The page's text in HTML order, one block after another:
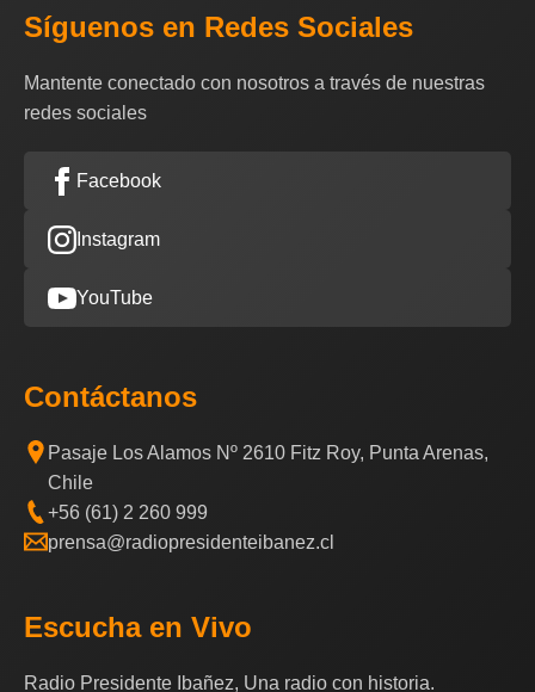
Síguenos en Redes Sociales
Mantente conectado con nosotros a través de nuestras
redes sociales
Facebook
Instagram
YouTube
Contáctanos
Pasaje Los Alamos Nº 2610 Fitz Roy, Punta Arenas,
Chile
+56 (61) 2 260 999
prensa@radiopresidenteibanez.cl
Escucha en Vivo
Radio Presidente Ibañez, Una radio con historia.